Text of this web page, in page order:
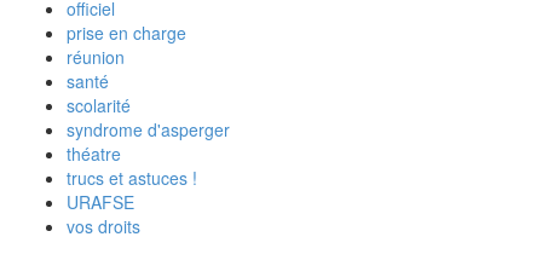
officiel
prise en charge
réunion
santé
scolarité
syndrome d'asperger
théatre
trucs et astuces !
URAFSE
vos droits